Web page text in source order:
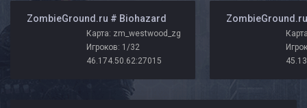
️ ZombieGround.ru # Biohazard
Карта: zm_westwood_zg
Игроков: 1/32
46.174.50.62:27015